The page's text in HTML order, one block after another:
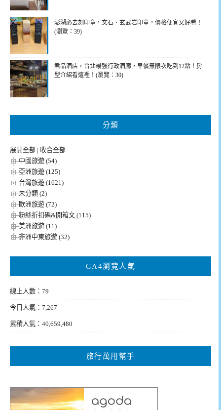
澎湖必去刻印章，文石、玄武岩印章，價格便宜又好看！
(瀏覽：39)
君品酒店，台北最強行政酒廊，早餐無限次吃到12點！房
型介紹看這裡！(瀏覽：30)
分類
展開全部 | 收合全部
中國旅遊 (54)
亞洲旅遊 (125)
台灣旅遊 (1621)
未分類 (2)
歐洲旅遊 (72)
粉絲折扣碼&開箱文 (115)
美洲旅遊 (11)
非洲中東旅遊 (32)
GA4瀏覽人氣
線上人數：79
今日人氣：7,267
累積人氣：40,659,480
旅行萬用幫手